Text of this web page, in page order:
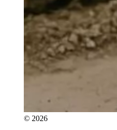
© 2026